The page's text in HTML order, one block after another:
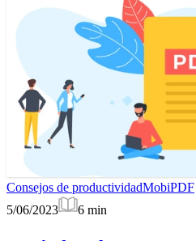
Consejos de productividadMobiPDF
5/06/2023
6 min